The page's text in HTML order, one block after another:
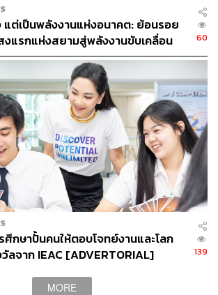
ยังมีกิจกรรม
จัดอมรมเชิงปฏิบัติการเรื่อง
Story Tellingสื่อสารการท่องเที่ยวอย่าง
Burghผู้เชี่ยวชาญการสื่อสารความยั่งยืน
Tourism Institutional and Market
มาเวิร์กชอปเทคนิคการเล่าเรื่องแบบ
Story ให้กับคอนเทนต์ครีเอเตอร์ เพื่อยก
ารให้ทรงพลัง ดึงดูดใจนักเดินทางสาย
มีประสิทธิภาพจะสะท้อนให้เห็นถึงความ
นของผู้เล่า และหากต้องการสร้างแรง
ทาง จำเป็นต้องสอดแทรกเรื่องราวของ
ระสบการณ์ของนักเดินทาง เพื่อสร้าง
กซึ้งและมีความหมายมากขึ้น”Alison
แต่เป็นพลังงานแห่งอนาคต: ย้อนรอย
งแรกแห่งสยามสู่พลังงานขับเคลื่อน
60
ศึกษาปั้นคนให้ตอบโจทย์งานและโลก
ลจาก IEAC [ADVERTORIAL]
139
MORE